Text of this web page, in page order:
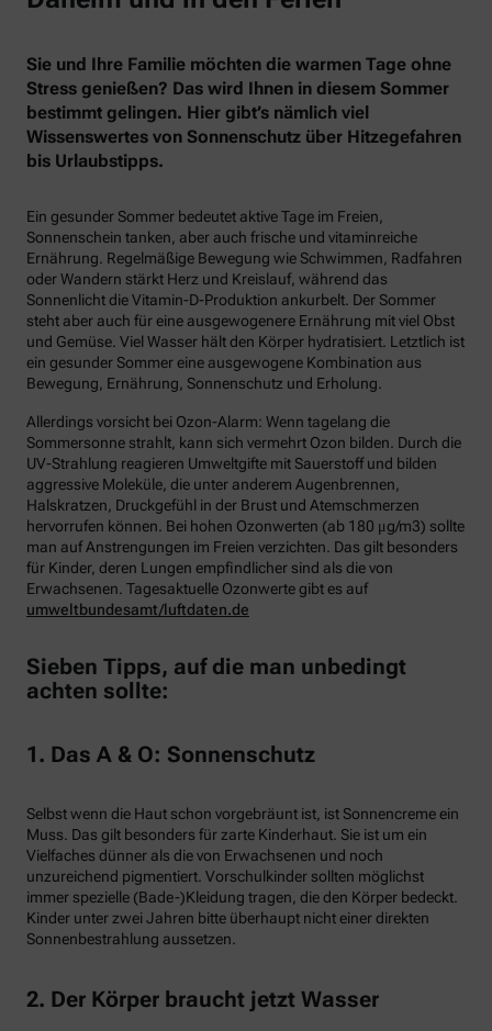
Sie und Ihre Familie möchten die warmen Tage ohne
Stress genießen? Das wird Ihnen in diesem Sommer
bestimmt gelingen. Hier gibt’s nämlich viel
Wissenswertes von Sonnenschutz über Hitzegefahren
bis Urlaubstipps.
Ein gesunder Sommer bedeutet aktive Tage im Freien,
Sonnenschein tanken, aber auch frische und vitaminreiche
Ernährung. Regelmäßige Bewegung wie Schwimmen, Radfahren
oder Wandern stärkt Herz und Kreislauf, während das
Sonnenlicht die Vitamin-D-Produktion ankurbelt. Der Sommer
steht aber auch für eine ausgewogenere Ernährung mit viel Obst
und Gemüse. Viel Wasser hält den Körper hydratisiert. Letztlich ist
ein gesunder Sommer eine ausgewogene Kombination aus
Bewegung, Ernährung, Sonnenschutz und Erholung.
Allerdings vorsicht bei Ozon-Alarm: Wenn tagelang die
Sommersonne strahlt, kann sich vermehrt Ozon bilden. Durch die
UV-Strahlung reagieren Umweltgifte mit Sauerstoff und bilden
aggressive Moleküle, die unter anderem Augenbrennen,
Halskratzen, Druckgefühl in der Brust und Atemschmerzen
hervorrufen können. Bei hohen Ozonwerten (ab 180 μg/m3) sollte
man auf Anstrengungen im Freien verzichten. Das gilt besonders
für Kinder, deren Lungen empfindlicher sind als die von
Erwachsenen. Tagesaktuelle Ozonwerte gibt es auf
umweltbundesamt/luftdaten.de
Sieben Tipps, auf die man unbedingt
achten sollte:
1. Das A & O: Sonnenschutz
Selbst wenn die Haut schon vorgebräunt ist, ist Sonnencreme ein
Muss. Das gilt besonders für zarte Kinderhaut. Sie ist um ein
Vielfaches dünner als die von Erwachsenen und noch
unzureichend pigmentiert. Vorschulkinder sollten möglichst
immer spezielle (Bade-)Kleidung tragen, die den Körper bedeckt.
Kinder unter zwei Jahren bitte überhaupt nicht einer direkten
Sonnenbestrahlung aussetzen.
2. Der Körper braucht jetzt Wasser